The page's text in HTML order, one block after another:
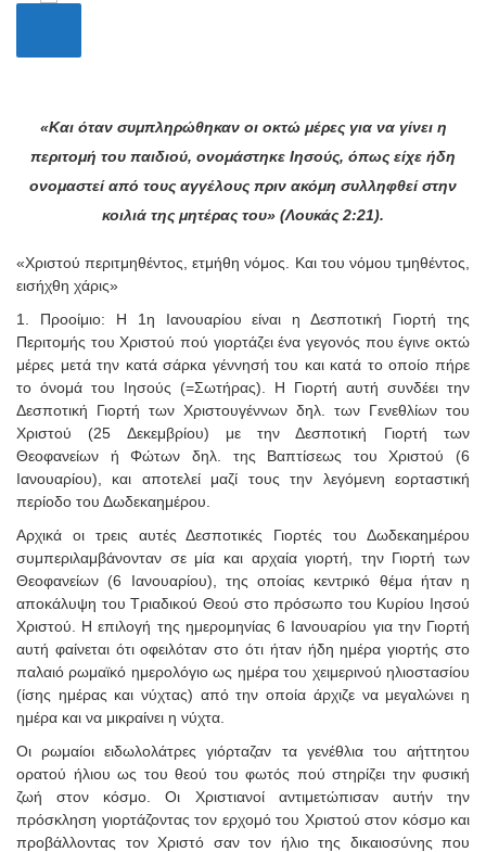
«Και όταν συμπληρώθηκαν οι οκτώ μέρες για να γίνει η
περιτομή του παιδιού, ονομάστηκε Ιησούς, όπως είχε ήδη
ονομαστεί από τους αγγέλους πριν ακόμη συλληφθεί στην
κοιλιά της μητέρας του» (Λουκάς 2:21).
«Χριστού περιτμηθέντος, ετμήθη νόμος. Και του νόμου τμηθέντος,
εισήχθη χάρις»
1. Προοίμιο: Η 1η Ιανουαρίου είναι η Δεσποτική Γιορτή της
Περιτομής του Χριστού πού γιορτάζει ένα γεγονός που έγινε οκτώ
μέρες μετά την κατά σάρκα γέννησή του και κατά το οποίο πήρε
το όνομά του Ιησούς (=Σωτήρας). Η Γιορτή αυτή συνδέει την
Δεσποτική Γιορτή των Χριστουγέννων δηλ. των Γενεθλίων του
Χριστού (25 Δεκεμβρίου) με την Δεσποτική Γιορτή των
Θεοφανείων ή Φώτων δηλ. της Βαπτίσεως του Χριστού (6
Ιανουαρίου), και αποτελεί μαζί τους την λεγόμενη εορταστική
περίοδο του Δωδεκαημέρου.
Αρχικά οι τρεις αυτές Δεσποτικές Γιορτές του Δωδεκαημέρου
συμπεριλαμβάνονταν σε μία και αρχαία γιορτή, την Γιορτή των
Θεοφανείων (6 Ιανουαρίου), της οποίας κεντρικό θέμα ήταν η
αποκάλυψη του Τριαδικού Θεού στο πρόσωπο του Κυρίου Ιησού
Χριστού. Η επιλογή της ημερομηνίας 6 Ιανουαρίου για την Γιορτή
αυτή φαίνεται ότι οφειλόταν στο ότι ήταν ήδη ημέρα γιορτής στο
παλαιό ρωμαϊκό ημερολόγιο ως ημέρα του χειμερινού ηλιοστασίου
(ίσης ημέρας και νύχτας) από την οποία άρχιζε να μεγαλώνει η
ημέρα και να μικραίνει η νύχτα.
Οι ρωμαίοι ειδωλολάτρες γιόρταζαν τα γενέθλια του αήττητου
ορατού ήλιου ως του θεού του φωτός πού στηρίζει την φυσική
ζωή στον κόσμο. Οι Χριστιανοί αντιμετώπισαν αυτήν την
πρόσκληση γιορτάζοντας τον ερχομό του Χριστού στον κόσμο και
προβάλλοντας τον Χριστό σαν τον ήλιο της δικαιοσύνης που